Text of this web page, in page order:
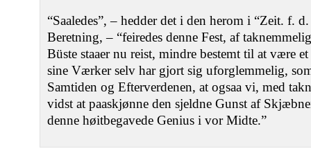
“Saaledes”, – hedder det i den herom i “Zeit. f.
Beretning, – “feiredes denne Fest, af
Büste staaer nu reist, mindre bestemt til at være
sine Værker selv har gjort sig uforglemmelig,
Samtiden og Efterverdenen, at ogsaa vi, med
vidst at paaskjønne den sjeldne Gunst af
denne høitbegavede Genius i vor Midte.”